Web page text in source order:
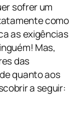
sofrer um
como
as exigências
Mas,
das
quanto aos
a seguir: